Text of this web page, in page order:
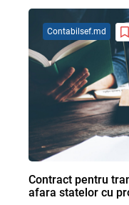
Contract pentru
afara statelor cu
Contabilsef.md